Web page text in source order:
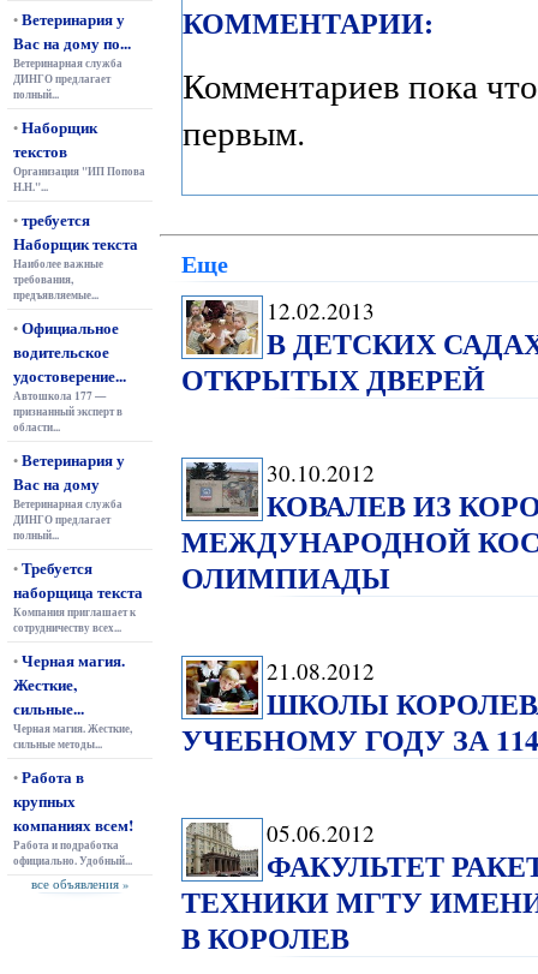
•Ветеринария у
Вас на дому по...
Ветеринарная служба
ДИНГО предлагает
полный...
•Наборщик
текстов
Организация "ИП Попова
Н.Н."...
•требуется
Наборщик текста
Наиболее важные
требования,
предъявляемые...
•Официальное
водительское
удостоверение...
Автошкола 177 —
признанный эксперт в
области...
•Ветеринария у
Вас на дому
Ветеринарная служба
ДИНГО предлагает
полный...
•Требуется
наборщица текста
Компания приглашает к
сотрудничеству всех...
•Черная магия.
Жесткие,
сильные...
Черная магия. Жесткие,
сильные методы...
•Работа в
крупных
компаниях всем!
Работа и подработка
официально. Удобный...
все объявления »
КОММЕНТАРИИ:
Комментариев пока
первым.
Еще
12.02.2013
В ДЕТСКИХ
ОТКРЫТЫХ ДВЕРЕЙ
30.10.2012
КОВАЛЕВ ИЗ
МЕЖДУНАРОДНОЙ
ОЛИМПИАДЫ
21.08.2012
ШКОЛЫ
УЧЕБНОМУ ГОДУ ЗА
05.06.2012
ФАКУЛЬТЕТ
ТЕХНИКИ МГТУ
В КОРОЛЕВ